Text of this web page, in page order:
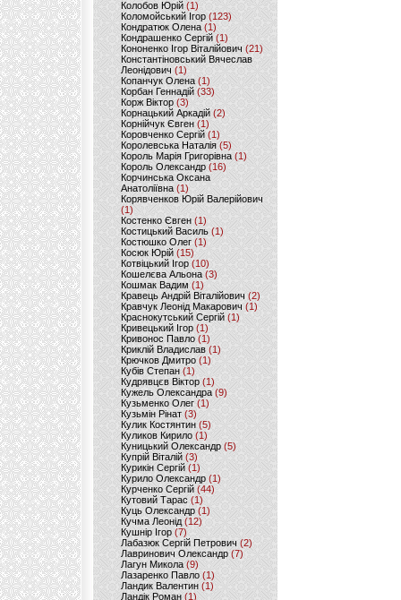
Колобов Юрій (1)
Коломойський Ігор (123)
Кондратюк Олена(1)
Кондрашенко Сергій (1)
Кононенко Ігор Віталійович (21)
Константіновський Вячеслав
Леонідович (1)
Копанчук Олена (1)
Корбан Геннадій (33)
Корж Віктор (3)
Корнацький Аркадій (2)
Корнійчук Євген (1)
Коровченко Сергій (1)
Королевська Наталія(5)
Король Марія Григорівна (1)
Король Олександр (16)
Корчинська Оксана
Анатоліївна (1)
Корявченков Юрій Валерійович
(1)
Костенко Євген (1)
Костицький Василь (1)
Костюшко Олег (1)
Косюк Юрій (15)
Котвіцький Ігор (10)
Кошелєва Альона(3)
Кошмак Вадим (1)
Кравець Андрій Віталійович (2)
Кравчук Леонід Макарович (1)
Краснокутський Сергій (1)
Кривецький Ігор (1)
Кривонос Павло (1)
Криклій Владислав (1)
Крючков Дмитро(1)
Кубів Степан(1)
Кудрявцєв Віктор (1)
Кужель Олександра (9)
Кузьменко Олег (1)
Кузьмін Рінат(3)
Кулик Костянтин(5)
Куликов Кирило (1)
Куницький Олександр (5)
Купрій Віталій (3)
Курикін Сергій(1)
Курило Олександр (1)
Курченко Сергій (44)
Кутовий Тарас (1)
Куць Олександр (1)
Кучма Леонід (12)
Кушнір Ігор(7)
Лабазюк Сергій Петрович (2)
Лавринович Олександр(7)
Лагун Микола(9)
Лазаренко Павло (1)
Ландик Валентин (1)
Ландік Роман (1)